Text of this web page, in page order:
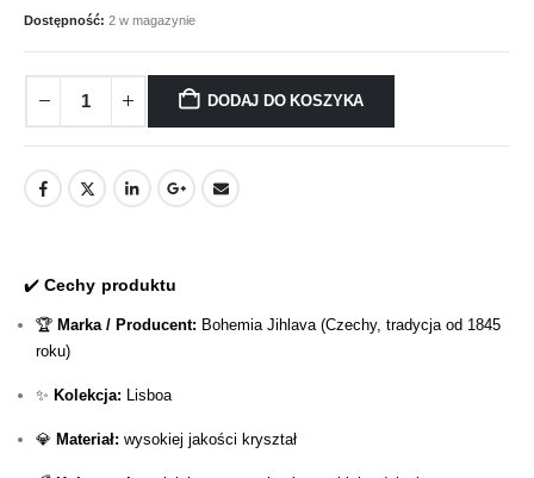
Dostępność: 2 w magazynie
DODAJ DO KOSZYKA
✔️Cechy produktu
🏆 Marka / Producent: Bohemia Jihlava (Czechy, tradycja od 1845
roku)
✨ Kolekcja: Lisboa
💎 Materiał: wysokiej jakości kryształ